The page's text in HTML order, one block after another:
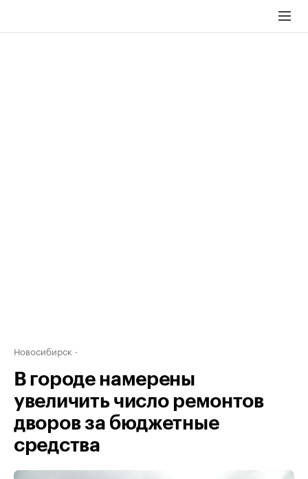
Новосибирск
В городе намерены
увеличить число ремонтов
дворов за бюджетные
средства